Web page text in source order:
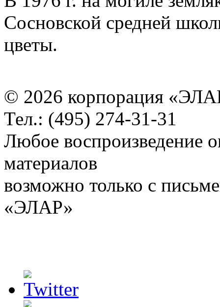
Сосновской средней
цветы.
© 2026 корпорация
Тел.: (495) 274-31-31
Любое воспроизведение
материалов
возможно только с
«ЭЛАР»